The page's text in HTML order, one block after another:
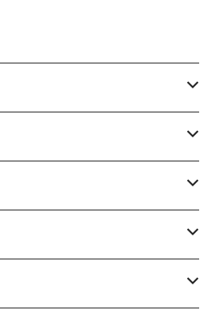
）
ロード用ボディ＞
）
＞
オプションパーツ＞